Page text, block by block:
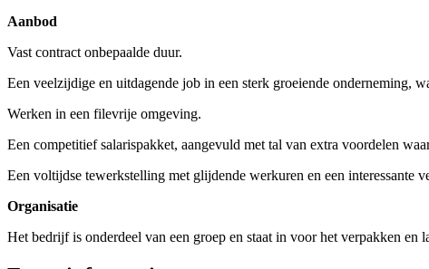
Aanbod
Vast contract onbepaalde duur.
Een veelzijdige en uitdagende job in een sterk groeiende onderneming,
Werken in een filevrije omgeving.
Een competitief salarispakket, aangevuld met tal van extra voordelen
Een voltijdse tewerkstelling met glijdende werkuren en een interessante
Organisatie
Het bedrijf is onderdeel van een groep en staat in voor het verpakken en